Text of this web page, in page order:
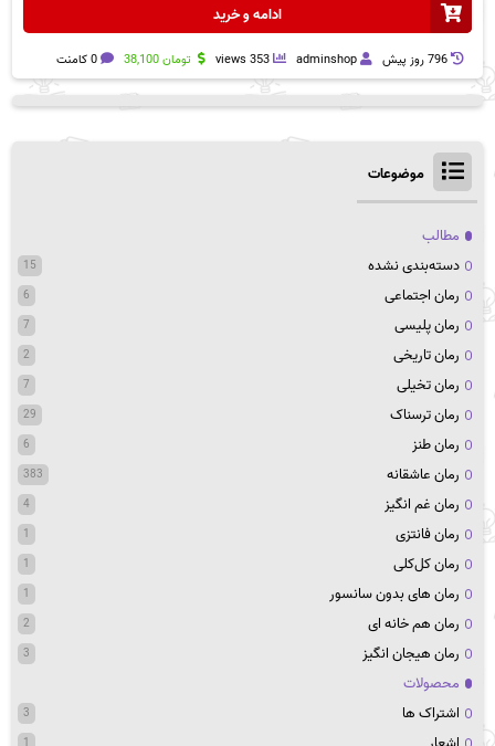
ادامه و خرید
796 روز پيش adminshop
353 views تومان38,100 0 کامنت
موضوعات
مطالب
دسته‌بندی نشده
15
رمان اجتماعی 6
رمان پلیسی 7
رمان تاریخی 2
رمان تخیلی 7
رمان ترسناک 29
رمان طنز 6
رمان عاشقانه 383
رمان غم انگیز 4
رمان فانتزی 1
رمان کل‌کلی 1
رمان های بدون سانسور 1
رمان هم خانه ای 2
رمان هیجان انگیز 3
محصولات
اشتراک ها
3